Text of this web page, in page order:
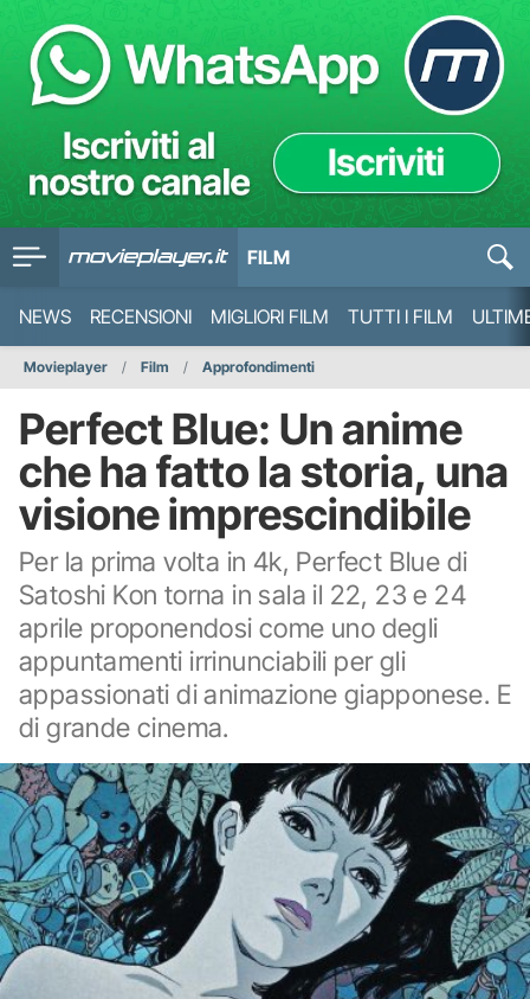
FILM
NEWS RECENSIONI MIGLIORI FILM TUTTI I FILM
Movieplayer Film Approfondimenti
Perfect Blue: Un anime
che ha fatto la storia, una
visione imprescindibile
Per la prima volta in 4k, Perfect Blue di
Satoshi Kon torna in sala il 22, 23 e 24
aprile proponendosi come uno degli
appuntamenti irrinunciabili per gli
appassionati di animazione giapponese. E
di grande cinema.